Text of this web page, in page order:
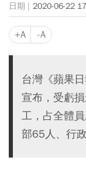
2020-06-22
+A -A
台灣《蘋果
宣布，受虧
工，占全體
部65人、行